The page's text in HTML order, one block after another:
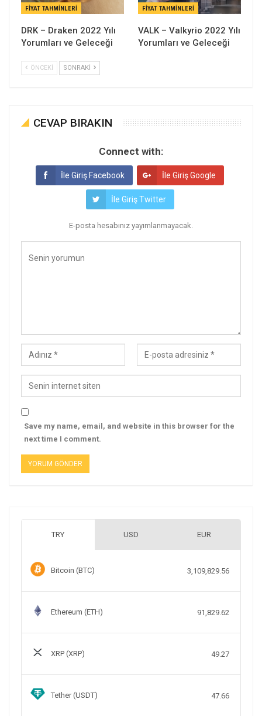
FIYAT TAHMINLERI
DRK – Draken 2022 Yılı
Yorumları ve Geleceği
FIYAT TAHMINLERI
VALK – Valkyrio 2022 Yılı
Yorumları ve Geleceği
ÖNCEKI SONRAKI
CEVAP BIRAKIN
Connect with:
İle Giriş Facebook İle Giriş Google
İle Giriş Twitter
E-posta hesabınız yayımlanmayacak.
Save my name, email, and website in this browser for the
next time I comment.
TRY USD EUR
Bitcoin (BTC) 3,109,829.56
Ethereum (ETH) 91,829.62
XRP (XRP) 49.27
Tether (USDT) 47.66